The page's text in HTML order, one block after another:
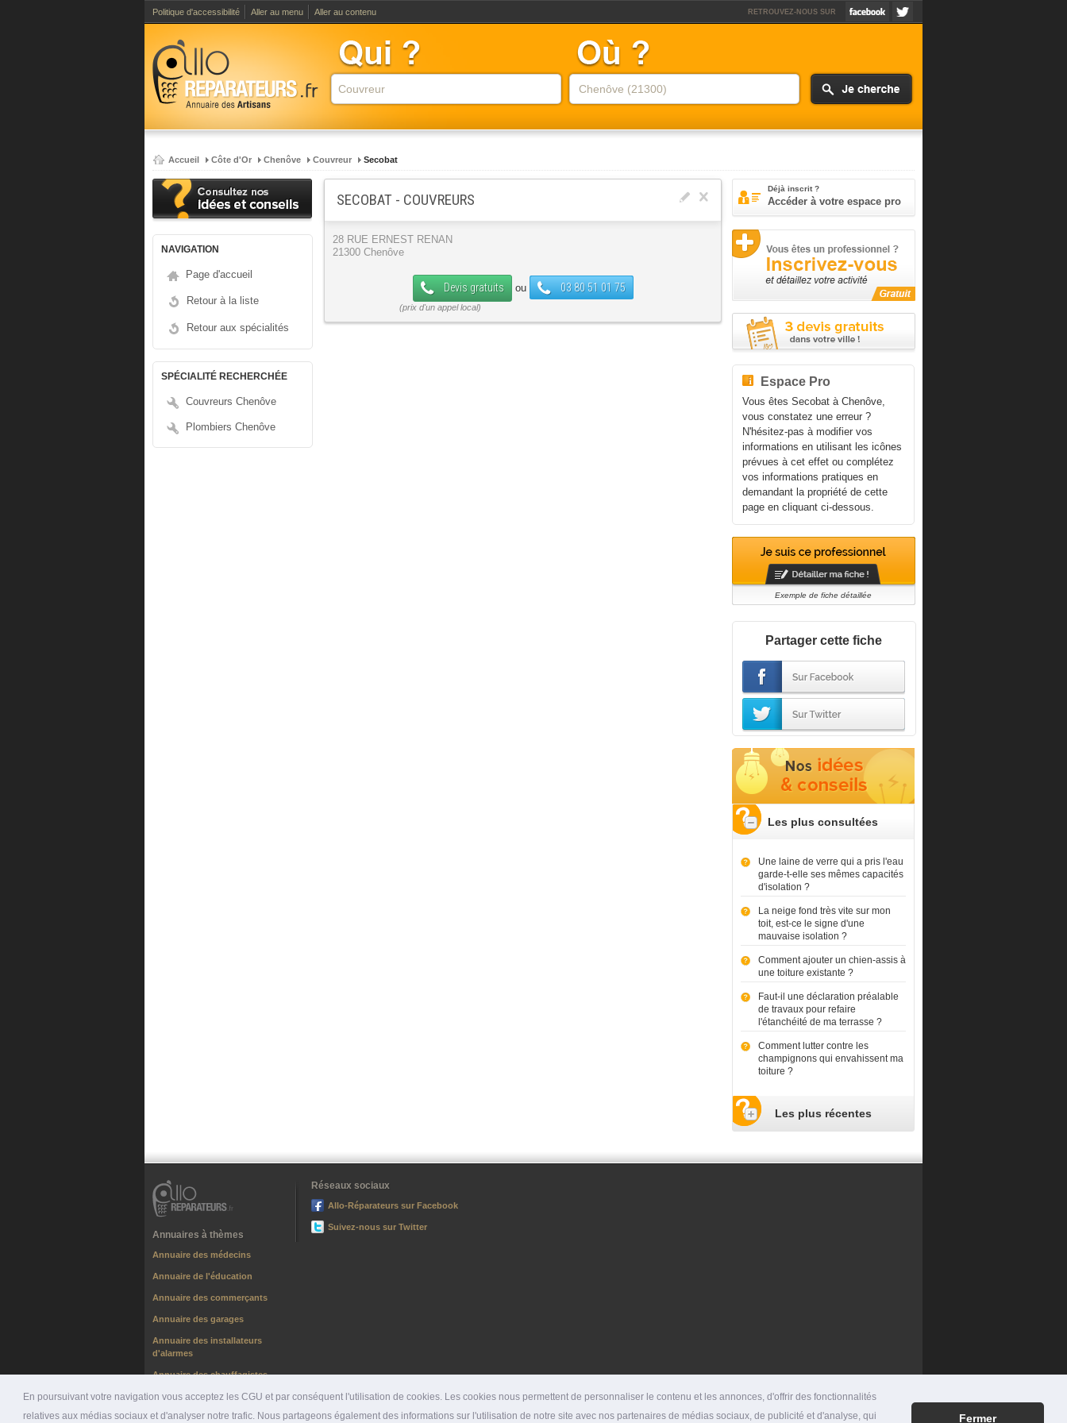
En poursuivant votre navigation vous acceptez les CGU et par conséquent l'utilisation de cookies. Les cookies nous permettent de personnaliser le contenu et les annonces, d'offrir des fonctionnalités
relatives aux médias sociaux et d'analyser notre trafic. Nous partageons également des informations sur l'utilisation de notre site avec nos partenaires de médias sociaux, de publicité et d'analyse, qui
Fermer
Politique d'accessibilité Aller au menu Aller au contenu RETROUVEZ-NOUS SUR
Accueil Côte d'Or Chenôve Couvreur Secobat
NAVIGATION
Page d'accueil
Retour à la liste
Retour aux spécialités
SPÉCIALITÉ RECHERCHÉE
Couvreurs Chenôve
Plombiers Chenôve
SECOBAT - COUVREURS
28 RUE ERNEST RENAN
21300 Chenôve
Devis gratuits ou 03 80 51 01 75
Déjà inscrit ?
Accéder à votre espace pro
Espace Pro
Vous êtes Secobat à Chenôve,
vous constatez une erreur ?
N'hésitez-pas à modifier vos
informations en utilisant les icônes
prévues à cet effet ou complétez
vos informations pratiques en
demandant la propriété de cette
page en cliquant ci-dessous.
Exemple de fiche détaillée
Partager cette fiche
Les plus consultées
Une laine de verre qui a pris l'eau
garde-t-elle ses mêmes capacités
d'isolation ?
La neige fond très vite sur mon
toit, est-ce le signe d'une
mauvaise isolation ?
Comment ajouter un chien-assis à
une toiture existante ?
Faut-il une déclaration préalable
de travaux pour refaire
l'étanchéité de ma terrasse ?
Comment lutter contre les
champignons qui envahissent ma
toiture ?
Les plus récentes
Annuaires à thèmes
Annuaire des médecins
Annuaire de l'éducation
Annuaire des commerçants
Annuaire des garages
Annuaire des installateurs
d'alarmes
Annuaire des chauffagistes
Réseaux sociaux
Allo-Réparateurs sur Facebook
Suivez-nous sur Twitter